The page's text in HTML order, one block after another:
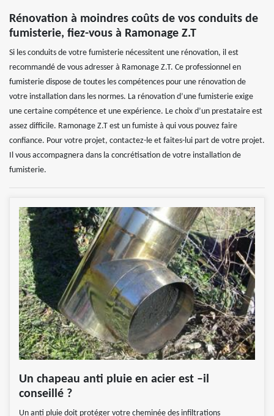
Rénovation à moindres coûts de vos conduits de
fumisterie, fiez-vous à Ramonage Z.T
Si les conduits de votre fumisterie nécessitent une rénovation, il est
recommandé de vous adresser à Ramonage Z.T. Ce professionnel en
fumisterie dispose de toutes les compétences pour une rénovation de
votre installation dans les normes. La rénovation d’une fumisterie exige
une certaine compétence et une expérience. Le choix d’un prestataire est
assez difficile. Ramonage Z.T est un fumiste à qui vous pouvez faire
confiance. Pour votre projet, contactez-le et faites-lui part de votre projet.
Il vous accompagnera dans la concrétisation de votre installation de
fumisterie.
Un chapeau anti pluie en acier est –il
conseillé ?
Un anti pluie doit protéger votre cheminée des infiltrations